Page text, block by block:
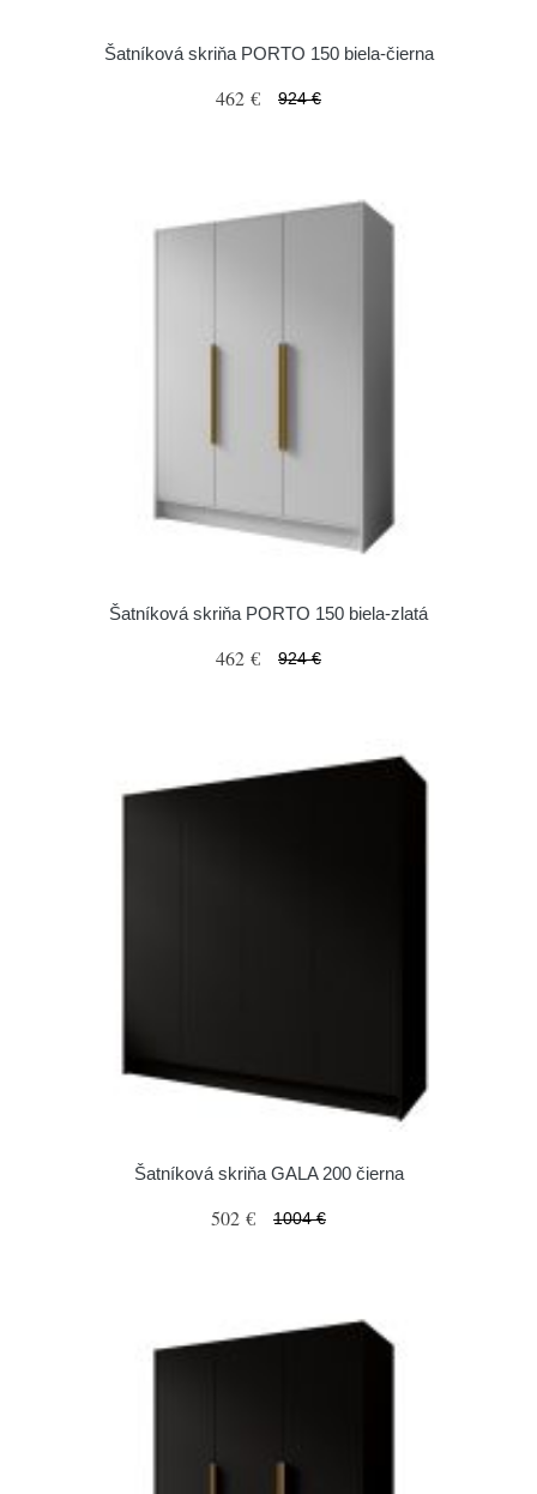
Šatníková skriňa PORTO 150 biela-čierna
462 € 924 €
Šatníková skriňa PORTO 150 biela-zlatá
462 € 924 €
Šatníková skriňa GALA 200 čierna
502 € 1004 €